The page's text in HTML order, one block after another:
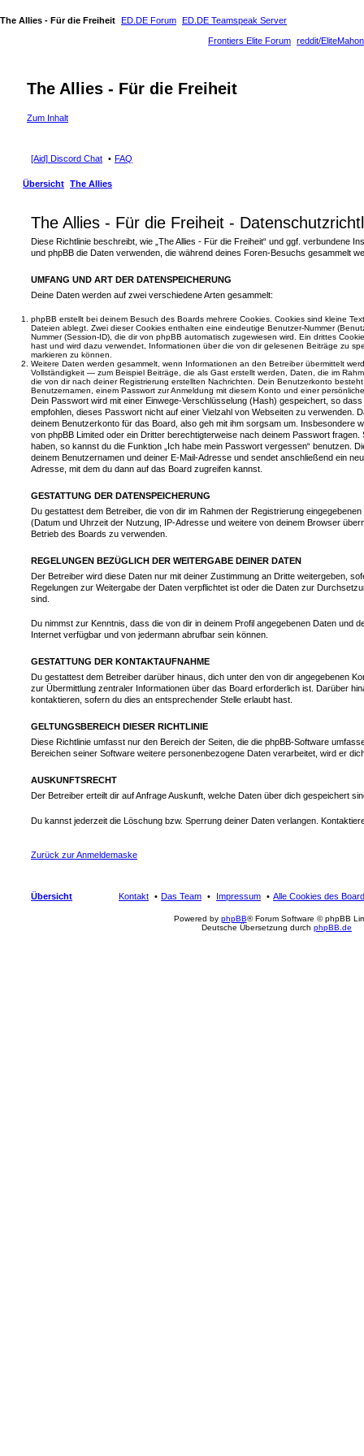
The Allies - Für die Freiheit ED.DE Forum ED.DE Teamspeak Server
reddit/EliteMahon
Frontiers Elite Forum
The Allies - Für die Freiheit
Zum Inhalt
[Aid] Discord Chat FAQ
Übersicht The Allies
The Allies - Für die Freiheit -
Diese Richtlinie beschreibt, wie „The Allies - Für die Freiheit“ und ggf. verbundene
und phpBB die Daten verwenden, die während deines Foren-Besuchs gesammelt
UMFANG UND ART DER DATENSPEICHERUNG
Deine Daten werden auf zwei verschiedene Arten gesammelt:
phpBB erstellt bei deinem Besuch des Boards mehrere Cookies. Cookies sind kleine
Dateien ablegt. Zwei dieser Cookies enthalten eine eindeutige Benutzer-Nummer
Nummer (Session-ID), die dir von phpBB automatisch zugewiesen wird. Ein drittes
hast und wird dazu verwendet, Informationen über die von dir gelesenen Beiträge zu
markieren zu können.
Weitere Daten werden gesammelt, wenn Informationen an den Betreiber übermittelt
Vollständigkeit — zum Beispiel Beiträge, die als Gast erstellt werden, Daten, die im
die von dir nach deiner Registrierung erstellten Nachrichten. Dein Benutzerkonto
Benutzernamen, einem Passwort zur Anmeldung mit diesem Konto und einer
Dein Passwort wird mit einer Einwege-Verschlüsselung (Hash) gespeichert, so
empfohlen, dieses Passwort nicht auf einer Vielzahl von Webseiten zu verwenden.
deinem Benutzerkonto für das Board, also geh mit ihm sorgsam um. Insbesondere
von phpBB Limited oder ein Dritter berechtigterweise nach deinem Passwort
haben, so kannst du die Funktion „Ich habe mein Passwort vergessen“ benutzen.
deinem Benutzernamen und deiner E-Mail-Adresse und sendet anschließend ein
Adresse, mit dem du dann auf das Board zugreifen kannst.
GESTATTUNG DER DATENSPEICHERUNG
Du gestattest dem Betreiber, die von dir im Rahmen der Registrierung
(Datum und Uhrzeit der Nutzung, IP-Adresse und weitere von deinem Browser
Betrieb des Boards zu verwenden.
REGELUNGEN BEZÜGLICH DER WEITERGABE DEINER DATEN
Der Betreiber wird diese Daten nur mit deiner Zustimmung an Dritte weitergeben,
Regelungen zur Weitergabe der Daten verpflichtet ist oder die Daten zur
sind.
Du nimmst zur Kenntnis, dass die von dir in deinem Profil angegebenen Daten und
Internet verfügbar und von jedermann abrufbar sein können.
GESTATTUNG DER KONTAKTAUFNAHME
Du gestattest dem Betreiber darüber hinaus, dich unter den von dir angegebenen
zur Übermittlung zentraler Informationen über das Board erforderlich ist. Darüber
kontaktieren, sofern du dies an entsprechender Stelle erlaubt hast.
GELTUNGSBEREICH DIESER RICHTLINIE
Diese Richtlinie umfasst nur den Bereich der Seiten, die die phpBB-Software
Bereichen seiner Software weitere personenbezogene Daten verarbeitet, wird er
AUSKUNFTSRECHT
Der Betreiber erteilt dir auf Anfrage Auskunft, welche Daten über dich gespeichert
Du kannst jederzeit die Löschung bzw. Sperrung deiner Daten verlangen.
Zurück zur Anmeldemaske
Übersicht Alle Cookies des
Impressum
Das Team
Kontakt
Powered by phpBB® Forum Software © phpBB
Deutsche Übersetzung durch phpBB.de